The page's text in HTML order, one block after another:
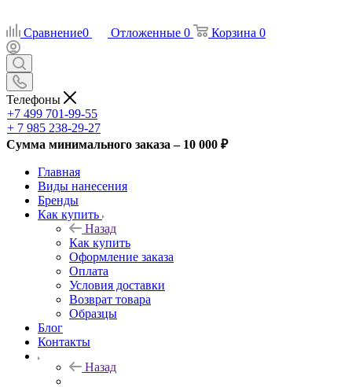
Сравнение0 Отложенные 0 Корзина 0
Телефоны
+7 499 701-99-55
+ 7 985 238-29-27
Сумма минимального заказа – 10 000 ₽
Главная
Виды нанесения
Бренды
Как купить
Назад
Как купить
Оформление заказа
Оплата
Условия доставки
Возврат товара
Образцы
Блог
Контакты
Назад